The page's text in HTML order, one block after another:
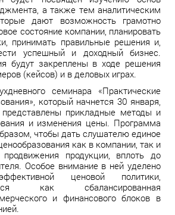
а также тем аналитическим
дают возможность грамотно
состояние компании, планировать
принимать правильные решения и,
успешный и доходный бизнес.
будут закреплены в ходе решения
(кейсов) и в деловых играх.
семинара «Практические
который начнется 30 января,
представлены прикладные методы и
и изменения цены. Программа
чтобы дать слушателю единое
как в компании, так и
продукции, вплоть до
Особое внимание в ней уделено
ценовой политики,
как сбалансированная
и финансового блоков в